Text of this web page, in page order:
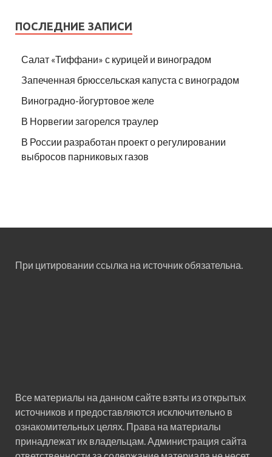
ПОСЛЕДНИЕ ЗАПИСИ
Салат «Тиффани» с курицей и виноградом
Запеченная брюссельская капуста с виноградом
Виноградно-йогуртовое желе
В Норвегии загорелся траулер
В России разработан проект о регулировании
выбросов парниковых газов
При цитировании ссылка на источник обязательна.
Все материалы на данном сайте взяты из открытых
источников и предоставляются исключительно в
ознакомительных целях. Права на материалы
принадлежат их владельцам. Администрация сайта